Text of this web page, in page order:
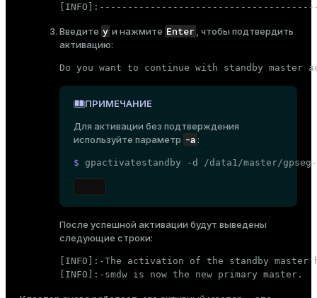
Введите y и нажмите Enter
, чтобы подтвердить
активацию:
Do you want to continue with standby master
ПРИМЕЧАНИЕ
Для активации без подтверждения
используйте параметр -a :
$ gpactivatestandby -d /data1/master/
После успешной активации будут выведены
следующие строки:
[INFO]:-The activation of the standby master
[INFO]:-smdw is now the new primary master.